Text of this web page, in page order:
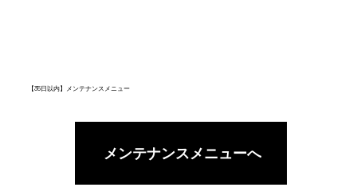
メンテナンスメニューへ
【35日以内】メンテナンスメニュー